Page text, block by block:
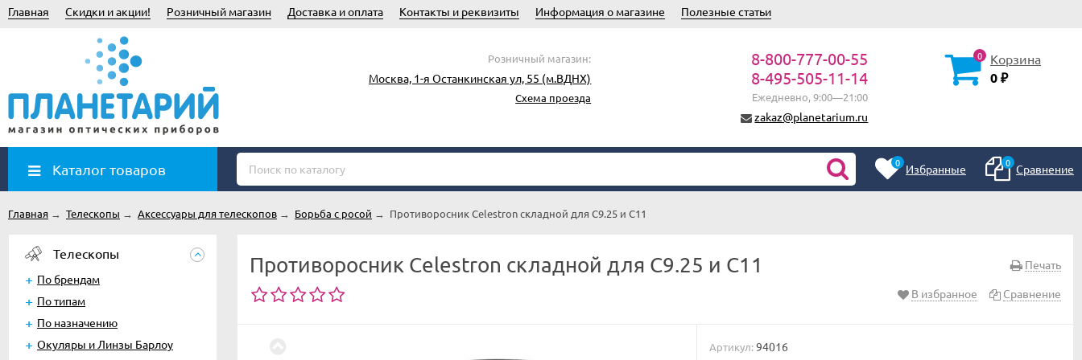
Главная Скидки и акции! Розничный магазин Доставка и оплата Контакты и реквизиты Информация о магазине Полезные статьи
Розничный магазин:
Москва, 1-я Останкинская ул, 55 (м.ВДНХ)
Схема проезда
8-800-777-00-55
8-495-505-11-14
Ежедневно, 9:00—21:00
zakaz@planetarium.ru
0 Корзина
0 ₽
Каталог товаров 0 Избранные 0 Сравнение
Главная → Телескопы → Аксессуары для телескопов → Борьба с росой → Противоросник Celestron складной для С9.25 и С11
Телескопы
По брендам
По типам
По назначению
Окуляры и Линзы Барлоу
Печать
Противоросник Celestron складной для С9.25 и С11
В избранное Сравнение
Артикул: 94016